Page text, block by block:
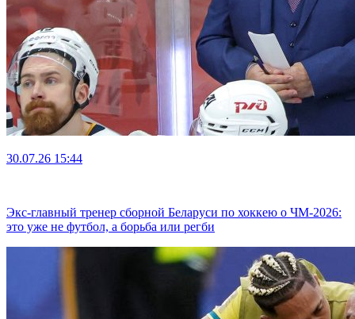
30.07.26 15:44
Экс-главный тренер сборной Беларуси по хоккею о ЧМ-2026:
это уже не футбол, а борьба или регби